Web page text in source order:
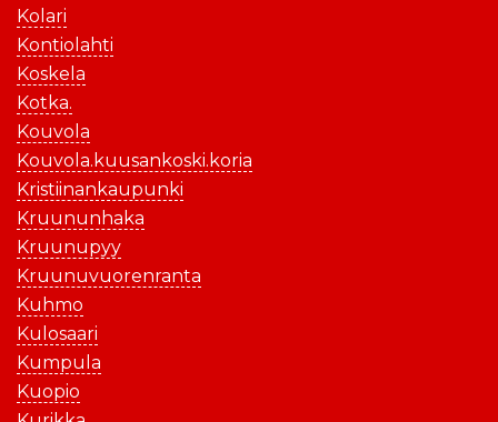
Kolari
Kontiolahti
Koskela
Kotka.
Kouvola
Kouvola.kuusankoski.koria
Kristiinankaupunki
Kruununhaka
Kruunupyy
Kruunuvuorenranta
Kuhmo
Kulosaari
Kumpula
Kuopio